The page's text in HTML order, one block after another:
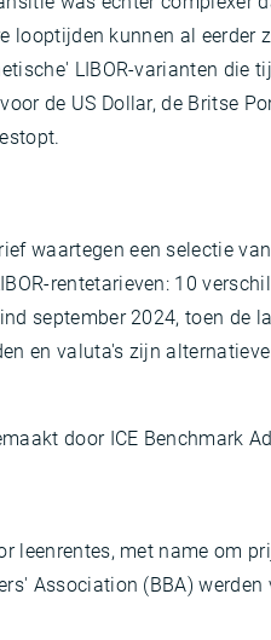
looptijden kunnen al eerder
LIBOR-varianten die
de US Dollar, de Britse
waartegen een selectie
rentetarieven: 10
september 2024, toen de
en valuta's zijn
door ICE Benchmark
leenrentes, met name om
Association (BBA)